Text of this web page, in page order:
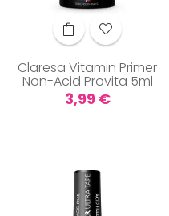
Claresa Vitamin Primer
Non-Acid Provita 5ml
Preis
3,99 €